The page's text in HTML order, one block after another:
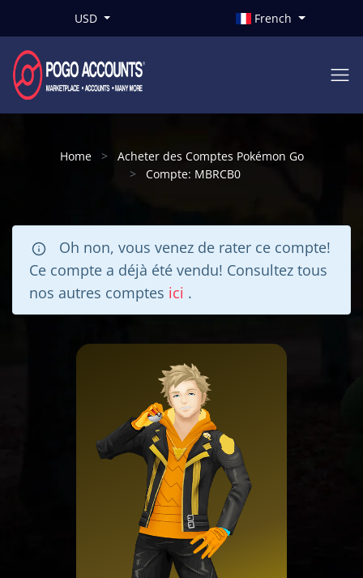
USD French
Home
Acheter des Comptes Pokémon Go
Compte: MBRCB0
Oh non, vous venez de rater ce compte!
Ce compte a déjà été vendu! Consultez tous
nos autres comptes ici .